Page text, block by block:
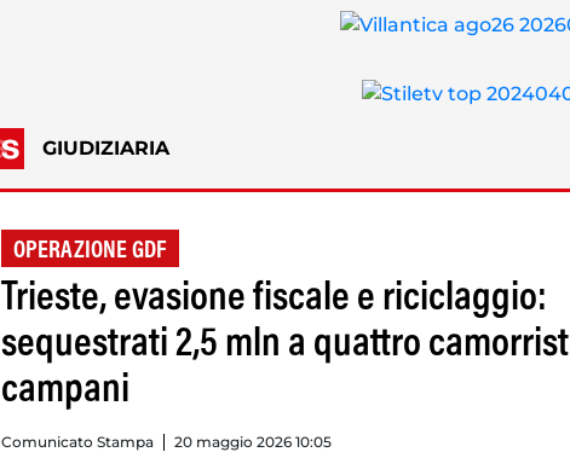
GIUDIZIARIA
OPERAZIONE GDF
Trieste, evasione fiscale e riciclaggio:
sequestrati 2,5 mln a quattro
campani
Comunicato Stampa 20 maggio 2026 10:05